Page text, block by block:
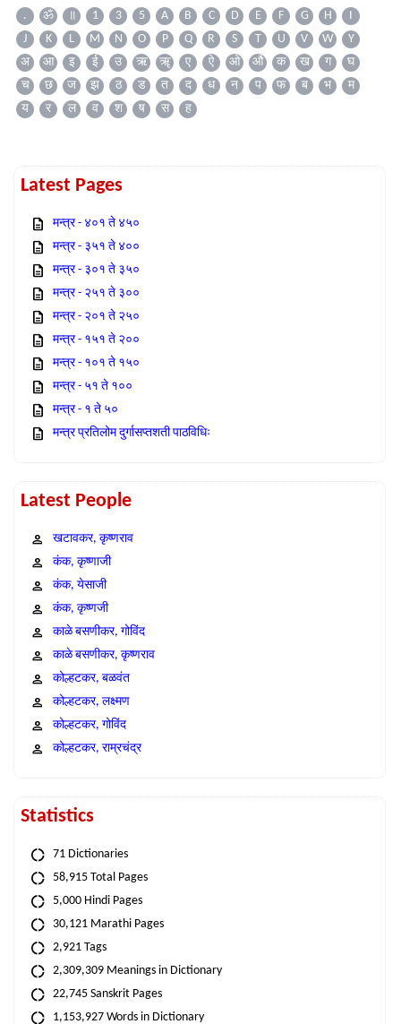
. ॐ ॥ 1 3 5 A B C D E F G H
I
J
K L M N O P Q R S T U V W
Y
अ
आ इ ई उ ऋ ॠ ए ऐ ओ औ क ख ग
घ
च
छ ज झ ठ ड त द ध न प फ ब भ
म
य
र ल व श ष स ह
Latest Pages
मन्त्र - ४०१ ते ४५०
मन्त्र - ३५१ ते ४००
मन्त्र - ३०१ ते ३५०
मन्त्र - २५१ ते ३००
मन्त्र - २०१ ते २५०
मन्त्र - १५१ ते २००
मन्त्र - १०१ ते १५०
मन्त्र - ५१ ते १००
मन्त्र - १ ते ५०
मन्त्र प्रतिलोम दुर्गासप्तशती पाठविधिः
Latest People
खटावकर, कृष्णराव
कंक, कृष्णाजी
कंक, येसाजी
कंक, कृष्णजी
काळे बसणीकर, गोविंद
काळे बसणीकर, कृष्णराव
कोल्हटकर, बळवंत
कोल्हटकर, लक्ष्मण
कोल्हटकर, गोविंद
कोल्हटकर, राम्रचंद्र
Statistics
71 Dictionaries
58,915 Total Pages
5,000 Hindi Pages
30,121 Marathi Pages
2,921 Tags
2,309,309 Meanings in Dictionary
22,745 Sanskrit Pages
1,153,927 Words in Dictionary